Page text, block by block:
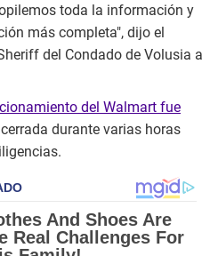
toda la información y
más completa", dijo el
del Condado de Volusia a
del Walmart fue
durante varias horas